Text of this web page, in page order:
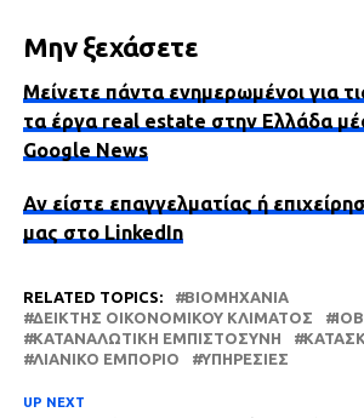
Μην ξεχάσετε
Μείνετε πάντα ενημερωμένοι για
τα έργα real estate στην Ελλάδα
Google News
Αν είστε επαγγελματίας ή
μας στο LinkedIn
RELATED TOPICS:
ΒΙΟΜΗΧΑΝΊΑ
ΔΕΊΚΤΗΣ ΟΙΚΟΝΟΜΙΚΟΎ ΚΛΊΜΑΤΟΣ
ΚΑΤΑΝΑΛΩΤΙΚΉ ΕΜΠΙΣΤΟΣΎΝΗ
ΛΙΑΝΙΚΌ ΕΜΠΌΡΙΟ
ΥΠΗΡΕΣΊΕΣ
UP NEXT